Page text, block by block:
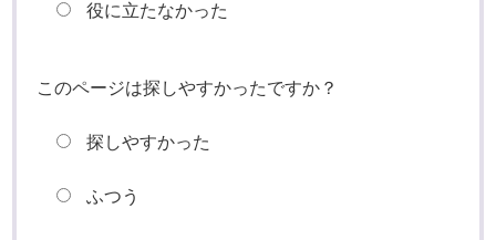
役に立たなかった
このページは探しやすかったですか？
探しやすかった
ふつう